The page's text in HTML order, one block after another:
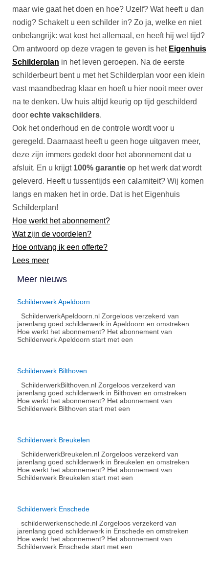
maar wie gaat het doen en hoe? Uzelf? Wat heeft u dan
nodig? Schakelt u een schilder in? Zo ja, welke en niet
onbelangrijk: wat kost het allemaal, en heeft hij wel tijd?
Om antwoord op deze vragen te geven is het Eigenhuis
Schilderplan in het leven geroepen. Na de eerste
schilderbeurt bent u met het Schilderplan voor een klein
vast maandbedrag klaar en hoeft u hier nooit meer over
na te denken. Uw huis altijd keurig op tijd geschilderd
door echte vakschilders.
Ook het onderhoud en de controle wordt voor u
geregeld. Daarnaast heeft u geen hoge uitgaven meer,
deze zijn immers gedekt door het abonnement dat u
afsluit. En u krijgt 100% garantie op het werk dat wordt
geleverd. Heeft u tussentijds een calamiteit? Wij komen
langs en maken het in orde. Dat is het Eigenhuis
Schilderplan!
Hoe werkt het abonnement?
Wat zijn de voordelen?
Hoe ontvang ik een offerte?
Lees meer
Meer nieuws
Schilderwerk Apeldoorn
SchilderwerkApeldoorn.nl Zorgeloos verzekerd van
jarenlang goed schilderwerk in Apeldoorn en omstreken
Hoe werkt het abonnement?​ Het abonnement van
Schilderwerk Apeldoorn start met een
Schilderwerk Bilthoven
SchilderwerkBilthoven.nl Zorgeloos verzekerd van
jarenlang goed schilderwerk in Bilthoven en omstreken
Hoe werkt het abonnement?​ Het abonnement van
Schilderwerk Bilthoven start met een
Schilderwerk Breukelen
SchilderwerkBreukelen.nl Zorgeloos verzekerd van
jarenlang goed schilderwerk in Breukelen en omstreken
Hoe werkt het abonnement?​ Het abonnement van
Schilderwerk Breukelen start met een
Schilderwerk Enschede
schilderwerkenschede.nl Zorgeloos verzekerd van
jarenlang goed schilderwerk in Enschede en omstreken
Hoe werkt het abonnement?​ Het abonnement van
Schilderwerk Enschede start met een